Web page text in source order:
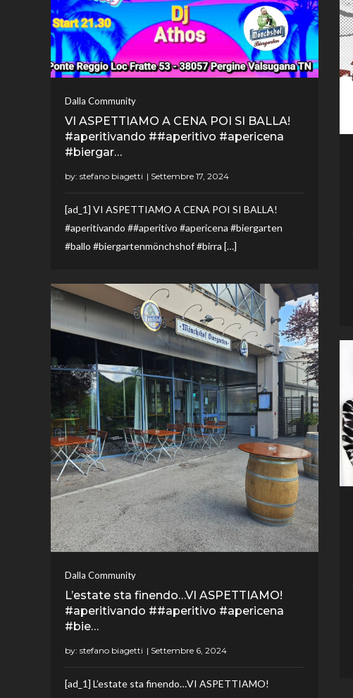
Dalla Community
VI ASPETTIAMO A CENA POI SI BALLA!
#aperitivando ##aperitivo #apericena
#biergar…
by: stefano biagetti
[ad_1] VI ASPETTIAMO A CENA POI SI BALLA!
#aperitivando ##aperitivo #apericena #biergarten
#ballo #biergartenmönchshof #birra […]
Dalla Community
L’estate sta finendo…VI ASPETTIAMO!
#aperitivando ##aperitivo #apericena
#bie…
by: stefano biagetti
[ad_1] L’estate sta finendo…VI ASPETTIAMO!